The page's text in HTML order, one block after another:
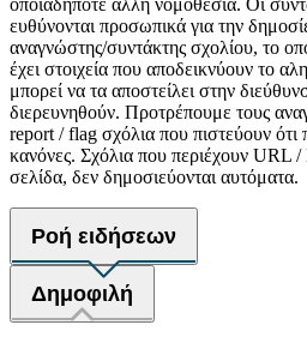
ευθύνονται προσωπικά για την
αναγνώστης/συντάκτης σχολίου, το
έχει στοιχεία που αποδεικνύουν το
μπορεί να τα αποστείλει στην
διερευνηθούν. Προτρέπουμε τους
report / flag σχόλια που πιστεύουν ότι
κανόνες. Σχόλια που περιέχουν URL
σελίδα, δεν δημοσιεύονται αυτόματα.
Ροή ειδήσεων
Δημοφιλή